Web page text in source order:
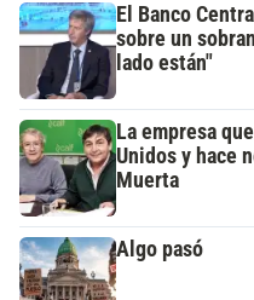
El Banco
sobre un
lado están"
La empresa
Unidos y hace
Muerta
Algo pasó